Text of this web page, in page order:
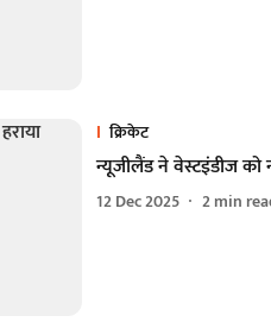
क्रिकेट
न्यूजीलैंड ने वेस्टइंडीज को
12 Dec 2025 2min